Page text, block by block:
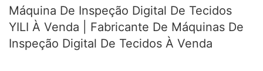
Máquina De Inspeção Digital De Tecidos
YILI À Venda | Fabricante De Máquinas De
Inspeção Digital De Tecidos À Venda